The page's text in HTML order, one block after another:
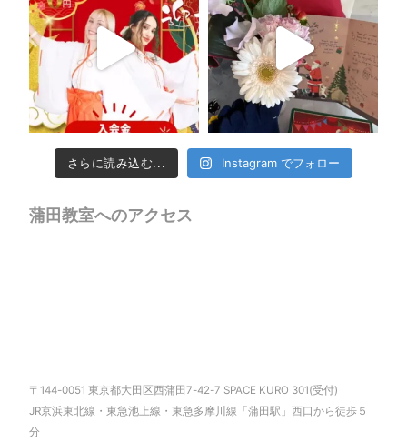
さらに読み込む... Instagram でフォロー
蒲田教室へのアクセス
〒144-0051 東京都大田区西蒲田7-42-7 SPACE KURO 301(受付)
JR京浜東北線・東急池上線・東急多摩川線「蒲田駅」西口から徒歩５
分